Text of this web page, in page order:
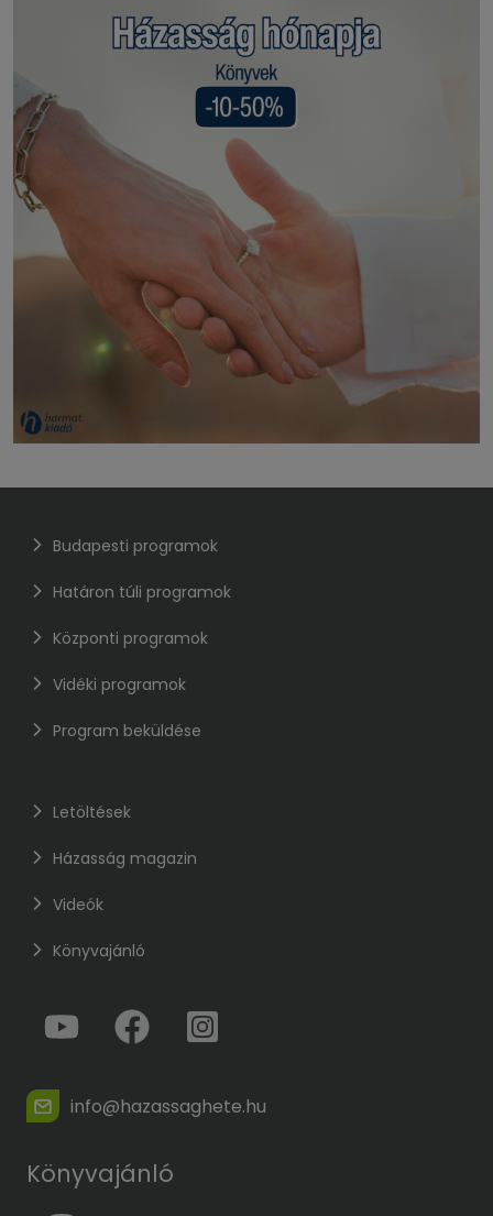
Budapesti programok
Határon túli programok
Központi programok
Vidéki programok
Program beküldése
Letöltések
Házasság magazin
Videók
Könyvajánló
info@hazassaghete.hu
Könyvajánló